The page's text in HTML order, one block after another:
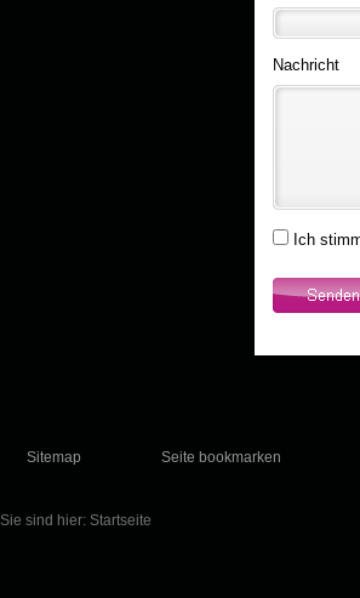
Nachricht
Ich
Sitemap Seite bookmarken
Sie sind hier: Startseite